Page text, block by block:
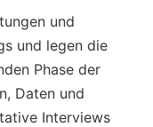
und
und legen die
Phase der
Daten und
Interviews